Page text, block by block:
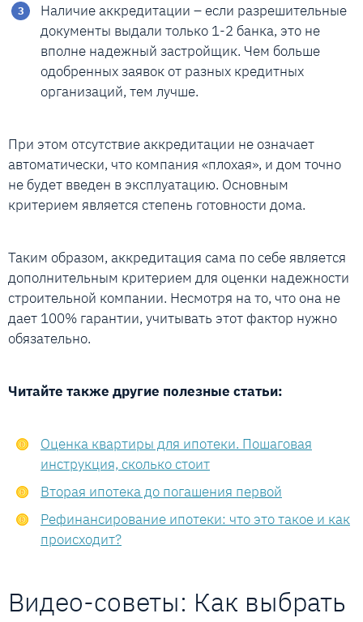
Наличие аккредитации – если разрешительные
документы выдали только 1-2 банка, это не
вполне надежный застройщик. Чем больше
одобренных заявок от разных кредитных
организаций, тем лучше.
При этом отсутствие аккредитации не означает
автоматически, что компания «плохая», и дом точно
не будет введен в эксплуатацию. Основным
критерием является степень готовности дома.
Таким образом, аккредитация сама по себе является
дополнительным критерием для оценки надежности
строительной компании. Несмотря на то, что она не
дает 100% гарантии, учитывать этот фактор нужно
обязательно.
Читайте также другие полезные статьи:
Оценка квартиры для ипотеки. Пошаговая
инструкция, сколько стоит
Вторая ипотека до погашения первой
Рефинансирование ипотеки: что это такое и как
происходит?
Видео-советы: Как выбрать